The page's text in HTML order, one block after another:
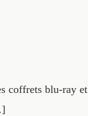
coffrets blu-ray et